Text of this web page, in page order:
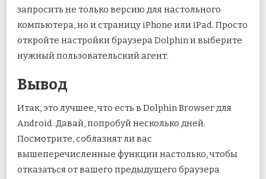
запросить не только версию для настольного
компьютера, но и страницу iPhone или iPad. Просто
откройте настройки браузера Dolphin и выберите
нужный пользовательский агент.
Вывод
Итак, это лучшее, что есть в Dolphin Browser для
Android. Давай, попробуй несколько дней.
Посмотрите, соблазнят ли вас
вышеперечисленные функции настолько, чтобы
отказаться от вашего предыдущего браузера